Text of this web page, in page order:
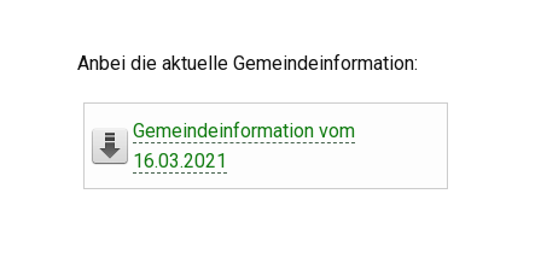
Leben in Oberdorf
Anbei die aktuelle Gemeindeinformation:
Gemeindeinformation vom
16.03.2021